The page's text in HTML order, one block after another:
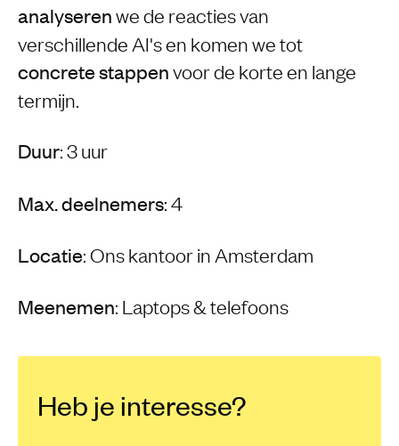
analyserenwe de reacties van
verschillende AI's en komen we tot
concrete stappenvoor de korte en lange
termijn.
Duur: 3 uur
Max. deelnemers: 4
Locatie: Ons kantoor in Amsterdam
Meenemen: Laptops & telefoons
Heb je interesse?